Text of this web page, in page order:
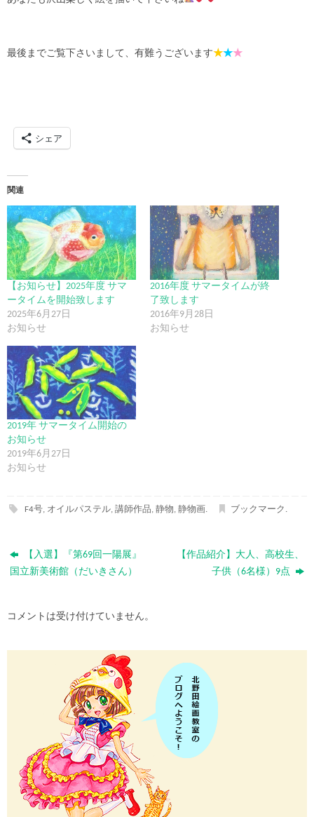
最後までご覧下さいまして、有難うございます★★★
シェア
関連
【お知らせ】2025年度 サマ
ータイムを開始致します
2025年6月27日
お知らせ
2016年度 サマータイムが終
了致します
2016年9月28日
お知らせ
2019年 サマータイム開始の
お知らせ
2019年6月27日
お知らせ
F4号, オイルパステル, 講師作品, 静物 , 静物画. ブックマーク .
【入選】『第69回一陽展』
国立新美術館（だいきさん）
【作品紹介】大人、高校生、
子供（6名様）9点
コメントは受け付けていません。